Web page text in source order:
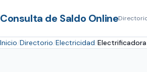
Consulta de Saldo Online
Inicio Directorio Electricidad